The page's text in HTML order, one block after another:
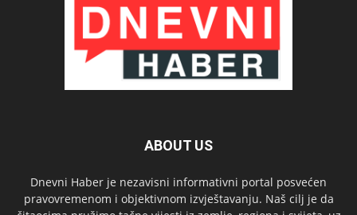
ABOUT US
Dnevni Haber je nezavisni informativni portal posvećen
pravovremenom i objektivnom izvještavanju. Naš cilj je da